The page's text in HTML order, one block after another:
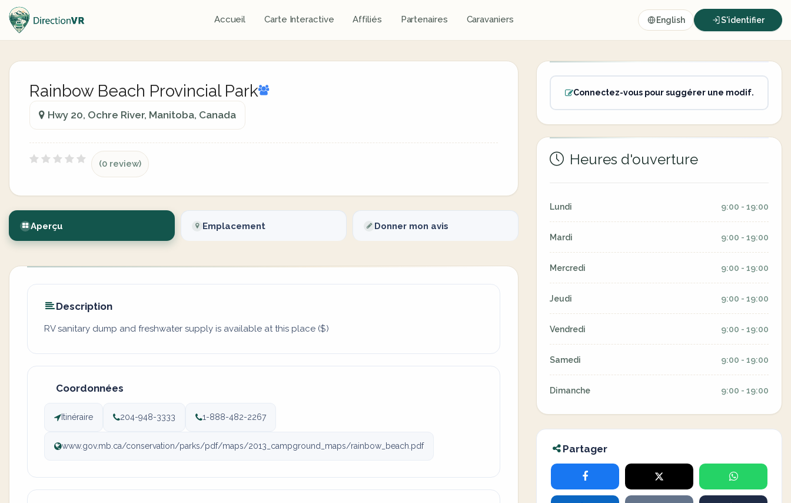
Accueil Carte Interactive Affiliés Partenaires Caravaniers English S'identifier
Rainbow Beach Provincial Park
Hwy 20, Ochre River, Manitoba, Canada
(0 review)
Aperçu Emplacement Donner mon avis
Description
RV sanitary dump and freshwater supply is available at this place ($)
Coordonnées
Itinéraire 204-948-3333 1-888-482-2267
www.gov.mb.ca/conservation/parks/pdf/maps/2013_campground_maps/rainbow_beach.pdf
Connectez-vous pour suggérer une modif.
Heures d'ouverture
Lundi 9:00 - 19:00
Mardi 9:00 - 19:00
Mercredi 9:00 - 19:00
Jeudi 9:00 - 19:00
Vendredi 9:00 - 19:00
Samedi 9:00 - 19:00
Dimanche 9:00 - 19:00
Partager